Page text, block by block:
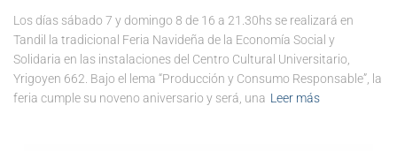
Los días sábado 7 y domingo 8 de 16 a 21.30hs se realizará en
Tandil la tradicional Feria Navideña de la Economía Social y
Solidaria en las instalaciones del Centro Cultural Universitario,
Yrigoyen 662. Bajo el lema “Producción y Consumo Responsable”, la
feria cumple su noveno aniversario y será, una Leer más